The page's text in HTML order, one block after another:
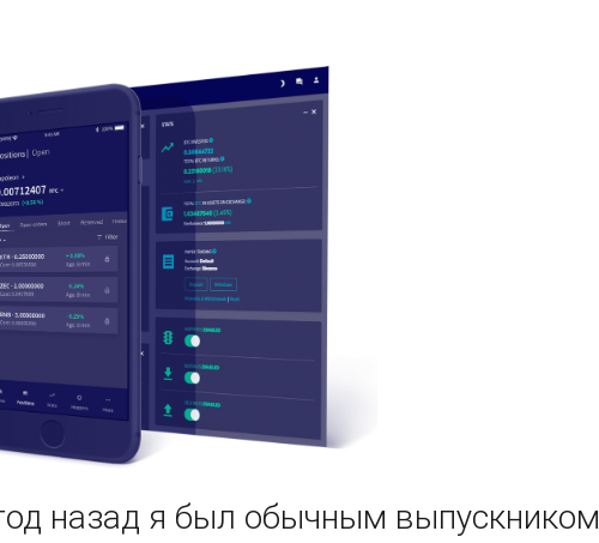
назад я был обычным выпускником